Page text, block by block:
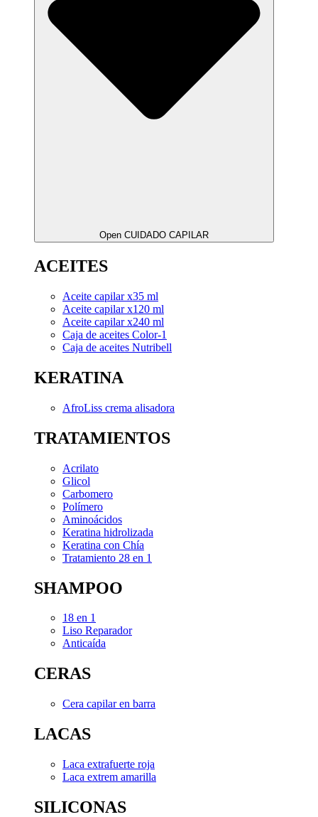
Open CUIDADO CAPILAR
ACEITES
Aceite capilar x35 ml
Aceite capilar x120 ml
Aceite capilar x240 ml
Caja de aceites Color-1
Caja de aceites Nutribell
KERATINA
AfroLiss crema alisadora
TRATAMIENTOS
Acrilato
Glicol
Carbomero
Polímero
Aminoácidos
Keratina hidrolizada
Keratina con Chía
Tratamiento 28 en 1
SHAMPOO
18 en 1
Liso Reparador
Anticaída
CERAS
Cera capilar en barra
LACAS
Laca extrafuerte roja
Laca extrem amarilla
SILICONAS